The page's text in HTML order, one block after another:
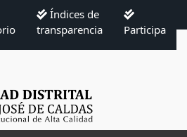
Índices de
transparencia
Participa